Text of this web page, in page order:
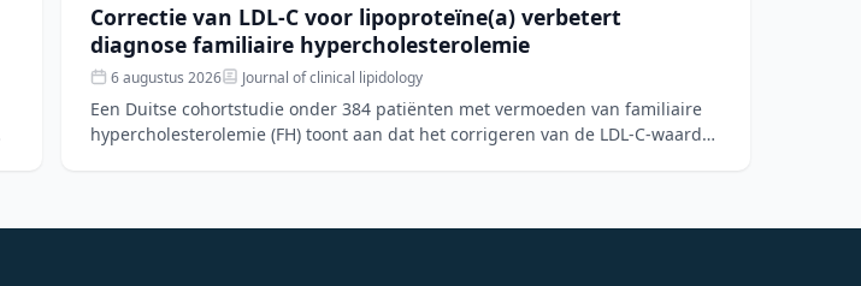
Correctie van LDL-C voor lipoproteïne(a) verbetert
diagnose familiaire hypercholesterolemie
6 augustus 2026 Journal of clinical lipidology
Een Duitse cohortstudie onder 384 patiënten met vermoeden van familiaire
hypercholesterolemie (FH) toont aan dat het corrigeren van de LDL-C-waarde